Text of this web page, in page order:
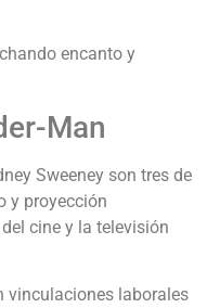
encanto y
Man
Sweeney son tres de
y proyección
cine y la televisión
vinculaciones laborales